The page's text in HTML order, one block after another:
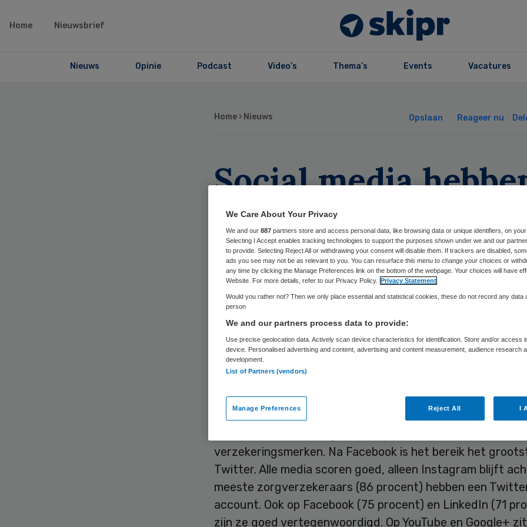
Home Nieuwsbrief
Nieuws Opinie Podcast Video’s Thema’s Events Vacatures
Home › Nieuws Opslaan Reageer nu
Social media
grote impact op
zorgverzekeraars
Skipr Redactie 22 oktober 2015,10:51 75 keer gelezen
Zorgverzekeraars bereiken de meeste mensen via social
merken samen hebben ongeveer 600.000 volgers. Het
Zo blijkt uit het onderzoek
Hoe zetten zorgverzekeraars
verzekeringsmerken. Na Facebook is het bereik het
Twitter. Alle media scoren goed, alleen Instagram blijft
meeste zorgverzekeraars (86 procent) hebben een
account. Ook op Facebook (75 procent) en LinkedIn (71
zijn ze goed vertegenwoordigd. Op YouTube en Google+ zit
We Care About Your Privacy
We and our 887 partners store and access personal data, like browsing data or unique identifiers, on your
Selecting I Accept enables tracking technologies to support the purposes shown under we and our
to provide. Selecting Reject All or withdrawing your consent will disable them. If trackers are disabled,
ads you see may not be as relevant to you. You can resurface this menu to change your choices or
any time by clicking the Manage Preferences link on the bottom of the webpage. Your choices will have
Website. For more details, refer to our Privacy Policy. Privacy Statement
Would you rather not? Then we only place essential and statistical cookies, these do not record any data
person
We and our partners process data to provide:
Use precise geolocation data. Actively scan device characteristics for identification. Store and/or access
device. Personalised advertising and content, advertising and content measurement, audience research
development.
List of Partners (vendors)
Manage Preferences Reject All I